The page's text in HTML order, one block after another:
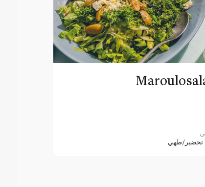
تحضير/طهي